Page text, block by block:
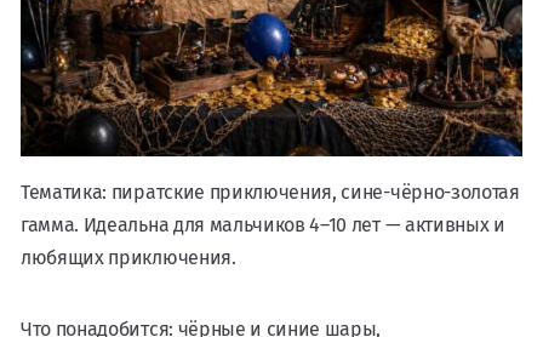
Тематика: пиратские приключения, сине-чёрно-золотая
гамма. Идеальна для мальчиков 4–10 лет — активных и
любящих приключения.
Что понадобится: чёрные и синие шары,